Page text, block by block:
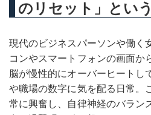
のリセット」とい
現代のビジネスパーソンや働く
コンやスマートフォンの画面か
脳が慢性的にオーバーヒートし
や職場の数字に気を配る日常。
常に興奮し、自律神経のバラン